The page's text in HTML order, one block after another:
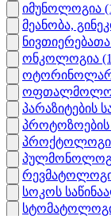
იმუნოლოგია
მეანობა,
ონკოლოგია
პარაზიტების
პროტოზოების
სოკოს